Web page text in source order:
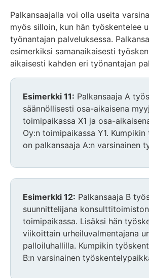
Palkansaajalla voi olla useita
myös silloin, kun hän työskentelee
työnantajan palveluksessa.
esimerkiksi samanaikaisesti
aikaisesti kahden eri työnantajan
Esimerkki 11: Palkansaaja A
säännöllisesti osa-aikaisena
toimipaikassa X1 ja osa-
Oy:n toimipaikassa Y1.
on palkansaaja A:n varsinainen
Esimerkki 12: Palkansaaja B
suunnittelijana
toimipaikassa. Lisäksi hän
viikoittain urheiluvalmentajana
palloiluhallilla. Kumpikin
B:n varsinainen